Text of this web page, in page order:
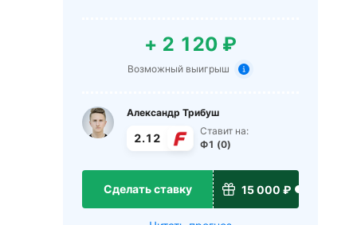
+ 2 120 ₽
Возможный выигрыш
Александр Трибуш
2.12
Ставит на:
Ф1 (0)
Сделать ставку 15 000 ₽